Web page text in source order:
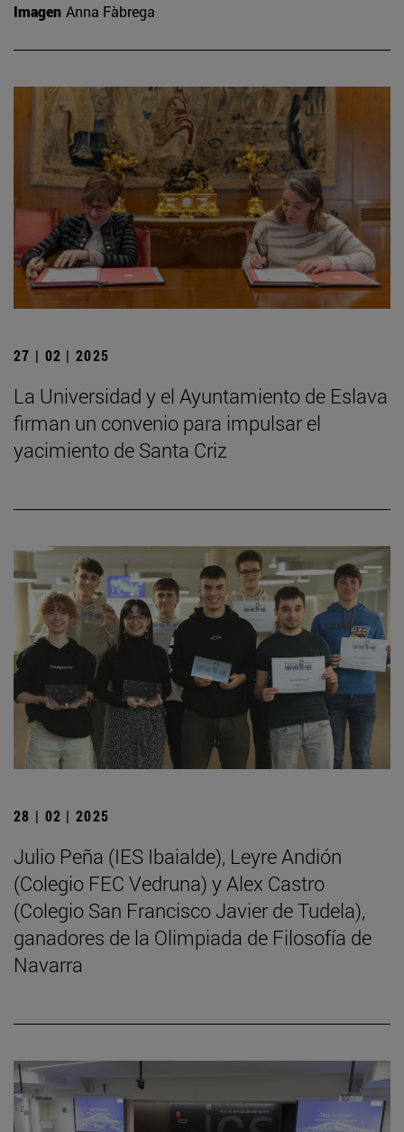
Imagen Anna Fàbrega
27 | 02 | 2025
La Universidad y el Ayuntamiento de Eslava
firman un convenio para impulsar el
yacimiento de Santa Criz
28 | 02 | 2025
Julio Peña (IES Ibaialde), Leyre Andión
(Colegio FEC Vedruna) y Alex Castro
(Colegio San Francisco Javier de Tudela),
ganadores de la Olimpiada de Filosofía de
Navarra